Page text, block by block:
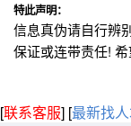
特此声明：
信息真伪请自行辨
保证或连带责任!
[联系客服] [最新找